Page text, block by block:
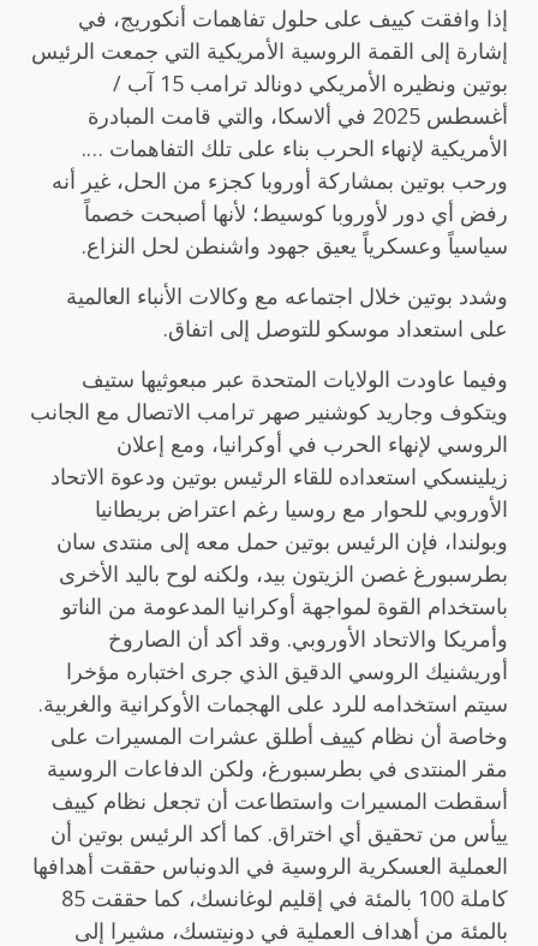
إذا وافقت كييف على حلول تفاهمات أنكوريج، في
إشارة إلى القمة الروسية الأمريكية التي جمعت الرئيس
بوتين ونظيره الأمريكي دونالد ترامب 15 آب /
أغسطس 2025 في ألاسكا، والتي قامت المبادرة
الأمريكية لإنهاء الحرب بناء على تلك التفاهمات ….
ورحب بوتين بمشاركة أوروبا كجزء من الحل، غير أنه
رفض أي دور لأوروبا كوسيط؛ لأنها أصبحت خصماً
سياسياً وعسكرياً يعيق جهود واشنطن لحل النزاع.
وشدد بوتين خلال اجتماعه مع وكالات الأنباء العالمية
على استعداد موسكو للتوصل إلى اتفاق.
وفيما عاودت الولايات المتحدة عبر مبعوثيها ستيف
ويتكوف وجاريد كوشنير صهر ترامب الاتصال مع الجانب
الروسي لإنهاء الحرب في أوكرانيا، ومع إعلان
زيلينسكي استعداده للقاء الرئيس بوتين ودعوة الاتحاد
الأوروبي للحوار مع روسيا رغم اعتراض بريطانيا
وبولندا، فإن الرئيس بوتين حمل معه إلى منتدى سان
بطرسبورغ غصن الزيتون بيد، ولكنه لوح باليد الأخرى
باستخدام القوة لمواجهة أوكرانيا المدعومة من الناتو
وأمريكا والاتحاد الأوروبي. وقد أكد أن الصاروخ
أوريشنيك الروسي الدقيق الذي جرى اختباره مؤخرا
سيتم استخدامه للرد على الهجمات الأوكرانية والغربية.
وخاصة أن نظام كييف أطلق عشرات المسيرات على
مقر المنتدى في بطرسبورغ، ولكن الدفاعات الروسية
أسقطت المسيرات واستطاعت أن تجعل نظام كييف
ييأس من تحقيق أي اختراق. كما أكد الرئيس بوتين أن
العملية العسكرية الروسية في الدونباس حققت أهدافها
كاملة 100 بالمئة في إقليم لوغانسك، كما حققت 85
بالمئة من أهداف العملية في دونيتسك، مشيرا إلى